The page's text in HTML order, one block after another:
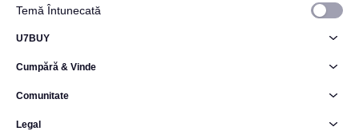
Temă Întunecată
U7BUY
Cumpără & Vinde
Comunitate
Legal